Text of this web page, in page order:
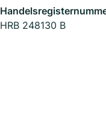
HRB 248130 B